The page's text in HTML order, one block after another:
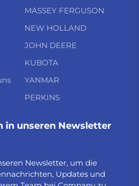
MASSEY FERGUSON
NEW HOLLAND
JOHN DEERE
KUBOTA
YANMAR
PERKINS
in unseren Newsletter
Newsletter, um die
Updates und